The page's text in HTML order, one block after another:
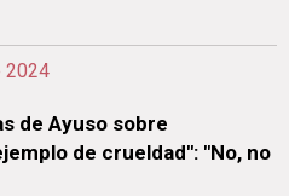
2024
de Ayuso sobre
de crueldad": "No, no